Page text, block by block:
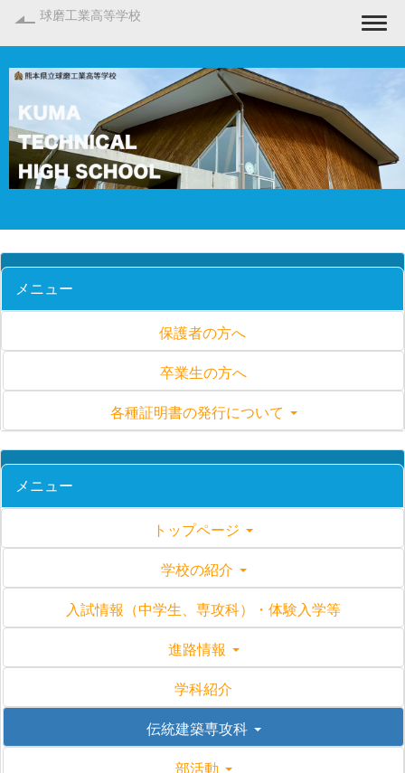
球磨工業高等学校
メニュー
保護者の方へ
卒業生の方へ
各種証明書の発行について
メニュー
トップページ
学校の紹介
入試情報（中学生、専攻科）・体験入学等
進路情報
学科紹介
伝統建築専攻科
部活動